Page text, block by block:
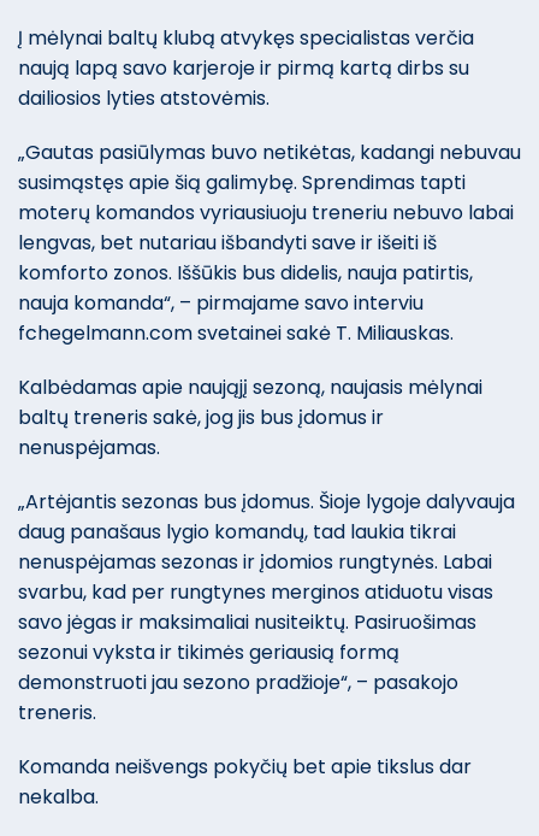
Į mėlynai baltų klubą atvykęs specialistas verčia
naują lapą savo karjeroje ir pirmą kartą dirbs su
dailiosios lyties atstovėmis.
„Gautas pasiūlymas buvo netikėtas, kadangi nebuvau
susimąstęs apie šią galimybę. Sprendimas tapti
moterų komandos vyriausiuoju treneriu nebuvo labai
lengvas, bet nutariau išbandyti save ir išeiti iš
komforto zonos. Iššūkis bus didelis, nauja patirtis,
nauja komanda“, – pirmajame savo interviu
fchegelmann.com svetainei sakė T. Miliauskas.
Kalbėdamas apie naująjį sezoną, naujasis mėlynai
baltų treneris sakė, jog jis bus įdomus ir
nenuspėjamas.
„Artėjantis sezonas bus įdomus. Šioje lygoje dalyvauja
daug panašaus lygio komandų, tad laukia tikrai
nenuspėjamas sezonas ir įdomios rungtynės. Labai
svarbu, kad per rungtynes merginos atiduotu visas
savo jėgas ir maksimaliai nusiteiktų. Pasiruošimas
sezonui vyksta ir tikimės geriausią formą
demonstruoti jau sezono pradžioje“, – pasakojo
treneris.
Komanda neišvengs pokyčių bet apie tikslus dar
nekalba.